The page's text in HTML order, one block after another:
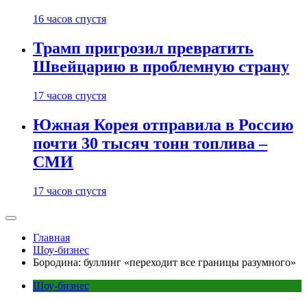
16 часов спустя
Трамп пригрозил превратить
Швейцарию в проблемную страну
17 часов спустя
Южная Корея отправила в Россию
почти 30 тысяч тонн топлива –
СМИ
17 часов спустя
Главная
Шоу-бизнес
Бородина: буллинг «переходит все границы разумного»
Шоу-бизнес